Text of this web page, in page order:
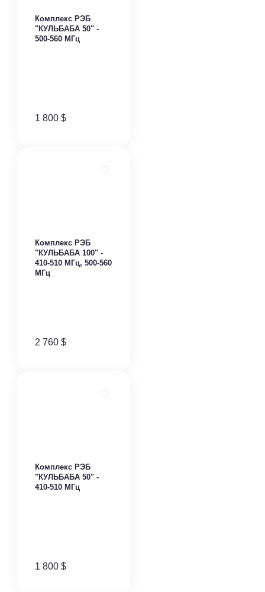
Комплекс РЭБ
"КУЛЬБАБА 50" -
500-560 МГц
1 800 $
Комплекс РЭБ
"КУЛЬБАБА 100" -
410-510 МГц, 500-560
МГц
2 760 $
Комплекс РЭБ
"КУЛЬБАБА 50" -
410-510 МГц
1 800 $